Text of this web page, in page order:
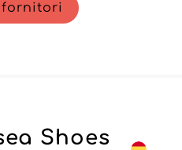
fornitori
Shoes